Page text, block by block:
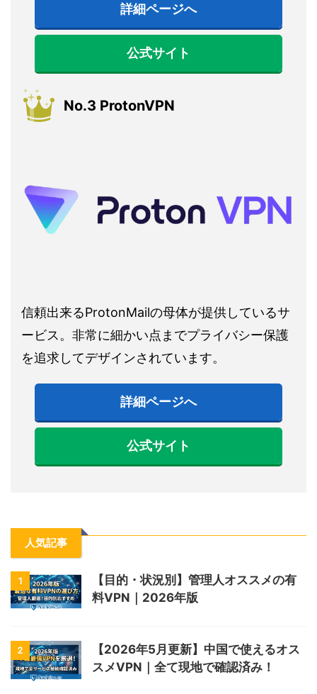
詳細ページへ
公式サイト
No.3 ProtonVPN
信頼出来るProtonMailの母体が提供しているサ
ービス。非常に細かい点までプライバシー保護
を追求してデザインされています。
詳細ページへ
公式サイト
人気記事
1
【目的・状況別】管理人オススメの有
料VPN｜2026年版
2
【2026年5月更新】中国で使えるオス
スメVPN｜全て現地で確認済み！